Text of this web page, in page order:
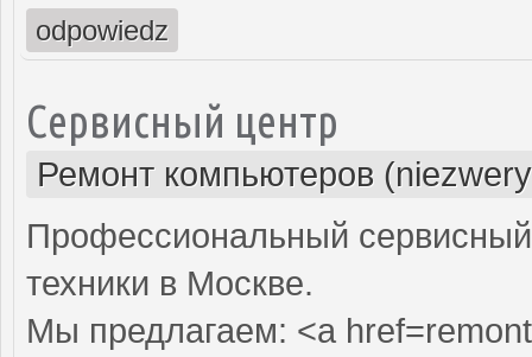
odpowiedz
Сервисный центр
Ремонт компьютеров
Профессиональный
техники в Москве.
Мы предлагаем: <a